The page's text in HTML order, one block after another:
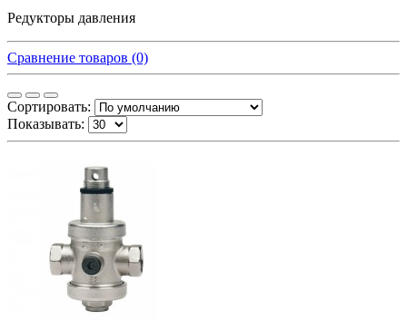
Редукторы давления
Сравнение товаров (0)
Сортировать:
Показывать: